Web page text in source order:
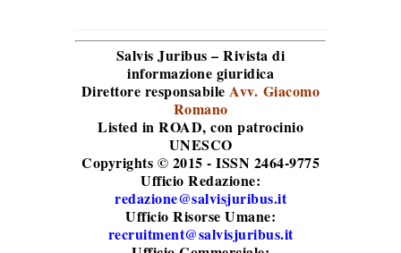
Salvis Juribus – Rivista di
informazione giuridica
Direttore responsabileAvv. Giacomo
Romano
Listed in ROAD, con patrocinio
UNESCO
Copyrights © 2015 - ISSN 2464-9775
Ufficio Redazione:
redazione@salvisjuribus.it
Ufficio Risorse Umane:
recruitment@salvisjuribus.it